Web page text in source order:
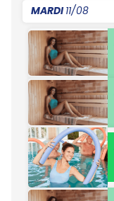
MARDI11/08